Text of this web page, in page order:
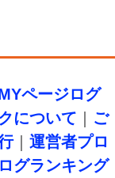
ページログ
について
ご
｜ 運営者プロ
グランキング